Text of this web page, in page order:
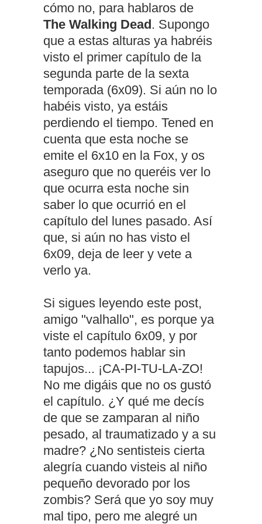
cómo no, para hablaros de
The Walking Dead. Supongo
que a estas alturas ya habréis
visto el primer capítulo de la
segunda parte de la sexta
temporada (6x09). Si aún no lo
habéis visto, ya estáis
perdiendo el tiempo. Tened en
cuenta que esta noche se
emite el 6x10 en la Fox, y os
aseguro que no queréis ver lo
que ocurra esta noche sin
saber lo que ocurrió en el
capítulo del lunes pasado. Así
que, si aún no has visto el
6x09, deja de leer y vete a
verlo ya.
Si sigues leyendo este post,
amigo "valhallo", es porque ya
viste el capítulo 6x09, y por
tanto podemos hablar sin
tapujos... ¡CA-PI-TU-LA-ZO!
No me digáis que no os gustó
el capítulo. ¿Y qué me decís
de que se zamparan al niño
pesado, al traumatizado y a su
madre? ¿No sentisteis cierta
alegría cuando visteis al niño
pequeño devorado por los
zombis? Será que yo soy muy
mal tipo, pero me alegré un